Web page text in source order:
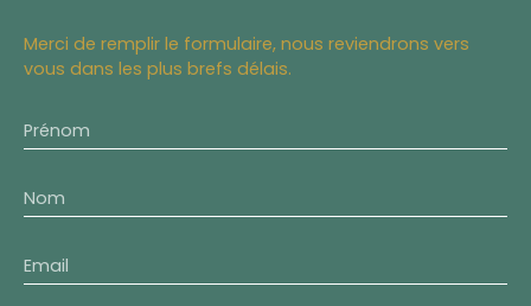
Merci de remplir le formulaire, nous reviendrons vers
vous dans les plus brefs délais.
Prénom
Nom
Email